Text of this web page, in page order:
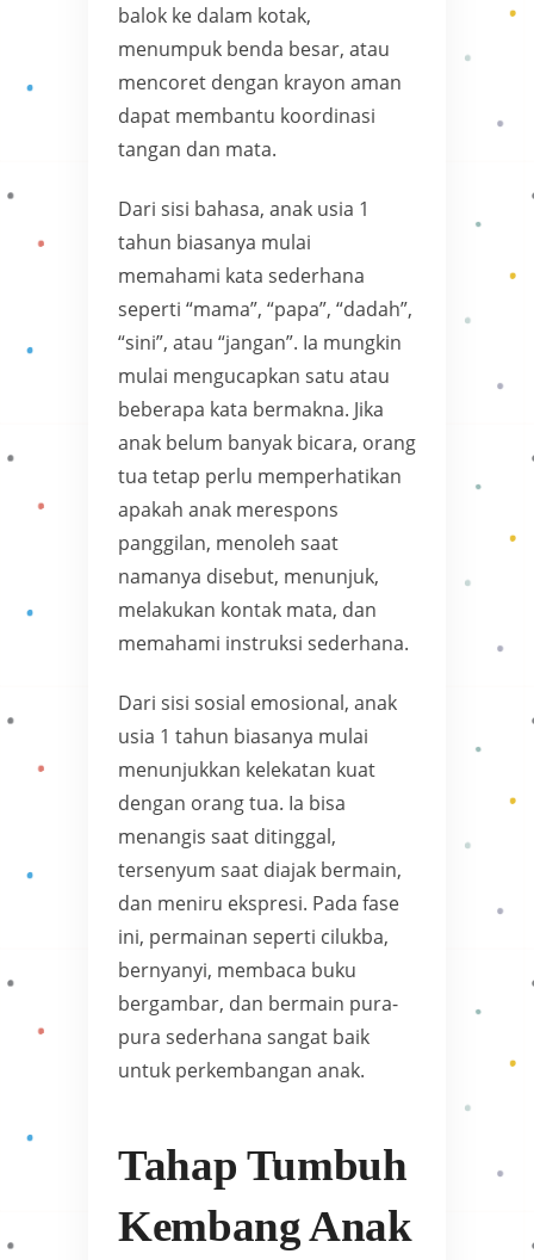
balok ke dalam kotak,
menumpuk benda besar, atau
mencoret dengan krayon aman
dapat membantu koordinasi
tangan dan mata.
Dari sisi bahasa, anak usia 1
tahun biasanya mulai
memahami kata sederhana
seperti “mama”, “papa”, “dadah”,
“sini”, atau “jangan”. Ia mungkin
mulai mengucapkan satu atau
beberapa kata bermakna. Jika
anak belum banyak bicara, orang
tua tetap perlu memperhatikan
apakah anak merespons
panggilan, menoleh saat
namanya disebut, menunjuk,
melakukan kontak mata, dan
memahami instruksi sederhana.
Dari sisi sosial emosional, anak
usia 1 tahun biasanya mulai
menunjukkan kelekatan kuat
dengan orang tua. Ia bisa
menangis saat ditinggal,
tersenyum saat diajak bermain,
dan meniru ekspresi. Pada fase
ini, permainan seperti cilukba,
bernyanyi, membaca buku
bergambar, dan bermain pura-
pura sederhana sangat baik
untuk perkembangan anak.
Tahap Tumbuh
Kembang Anak